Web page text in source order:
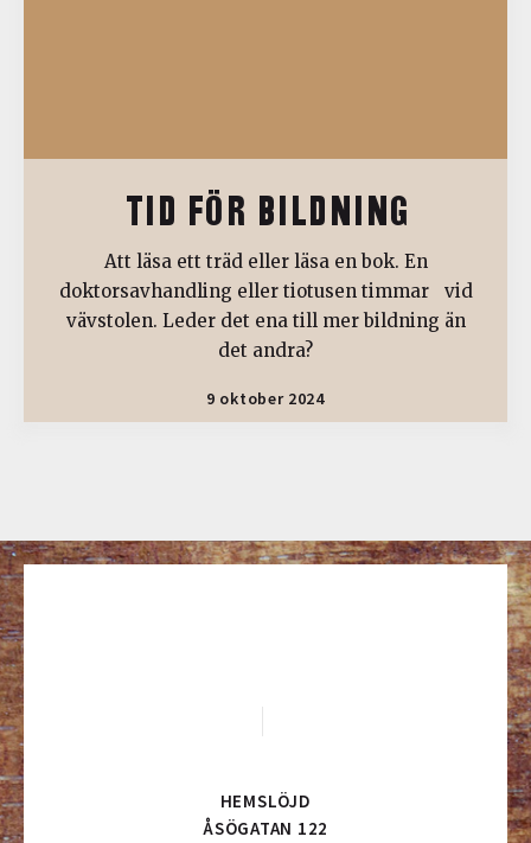
TID FÖR BILDNING
Att läsa ett träd eller läsa en bok. En
doktorsavhandling eller tiotusen timmar vid
vävstolen. Leder det ena till mer bildning än
det andra?
9 oktober 2024
HEMSLÖJD
ÅSÖGATAN 122